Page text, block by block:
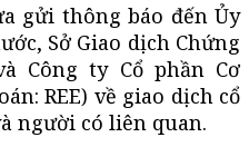
gửi thông báo đến Ủy
Sở Giao dịch Chứng
Công ty Cổ phần Cơ
REE) về giao dịch cổ
người có liên quan.